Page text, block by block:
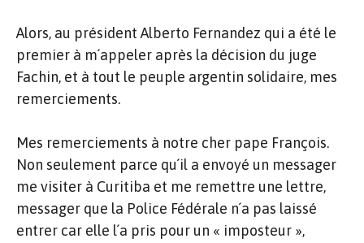
Alors, au président Alberto Fernandez qui a été le
premier à m´appeler après la décision du juge
Fachin, et à tout le peuple argentin solidaire, mes
remerciements.
Mes remerciements à notre cher pape François.
Non seulement parce qu´il a envoyé un messager
me visiter à Curitiba et me remettre une lettre,
messager que la Police Fédérale n´a pas laissé
entrer car elle l´a pris pour un « imposteur »,